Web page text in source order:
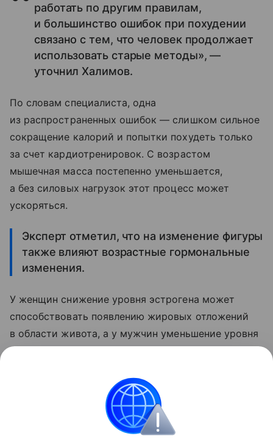
работать по другим правилам,
и большинство ошибок при похудении
связано с тем, что человек продолжает
использовать старые методы», —
уточнил Халимов.
По словам специалиста, одна
из распространенных ошибок — слишком сильное
сокращение калорий и попытки похудеть только
за счет кардиотренировок. С возрастом
мышечная масса постепенно уменьшается,
а без силовых нагрузок этот процесс может
ускоряться.
Эксперт отметил, что на изменение фигуры
также влияют возрастные гормональные
изменения.
У женщин снижение уровня эстрогена может
способствовать появлению жировых отложений
в области живота, а у мужчин уменьшение уровня
тестостерона связано с замедлением обмена